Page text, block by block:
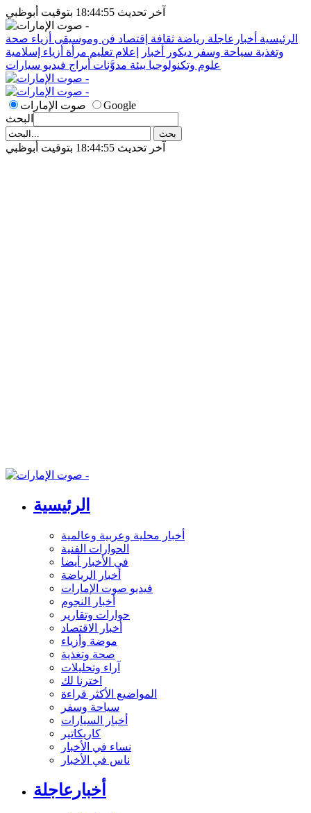
آخر تحديث 18:44:55 بتوقيت أبوظبي
الرئيسية أخبارعاجلة رياضة ثقافة إقتصاد فن وموسيقى أزياء صحة
وتغذية سياحة وسفر ديكور أخبار إعلام تعليم مرأة أزياء إسلامية
علوم وتكنولوجيا بيئة مدوَّنات أبراج فيديو سيارات
صوت الإمارات
Google
البحث
آخر تحديث 18:44:55 بتوقيت أبوظبي
الرئيسية
أخبار محلية وعربية وعالمية
الحوارات الفنية
في الأخبار أيضا
أخبار الرياضة
فيديو صوت الإمارات
أخبار النجوم
حوارات وتقارير
أخبار الاقتصاد
موضة وأزياء
صحة وتغذية
آراء وتحليلات
اخترنا لك
المواضيع الأكثر قراءة
سياحة وسفر
أخبار السيارات
كاريكاتير
نساء في الأخبار
ناس في الأخبار
أخبارعاجلة